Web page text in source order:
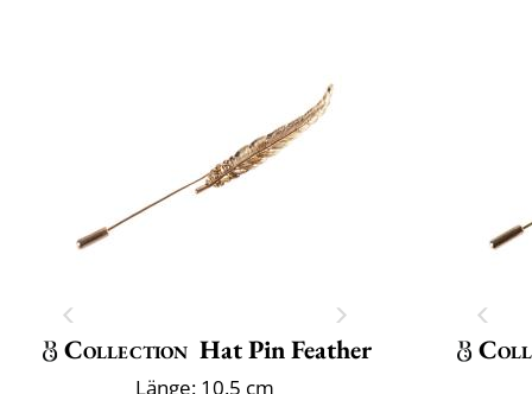
Collection Hat Pin Feather
Länge: 10.5 cm